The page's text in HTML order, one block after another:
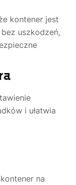
kontener jest
uszkodzeń,
i ułatwia
na